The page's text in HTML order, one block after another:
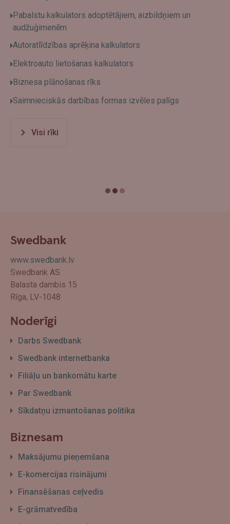
Pabalstu kalkulators adoptētājiem, aizbildņiem un
audžuģimenēm
Autoratlīdzības aprēķina kalkulators
Elektroauto lietošanas kalkulators
Biznesa plānošanas rīks
Saimnieciskās darbības formas izvēles palīgs
Visi rīki
Swedbank
www.swedbank.lv
Swedbank AS
Balasta dambis 15
Rīga, LV-1048
Noderīgi
Darbs Swedbank
Swedbank internetbanka
Filiāļu un bankomātu karte
Par Swedbank
Sīkdatņu izmantošanas politika
Biznesam
Maksājumu pieņemšana
E-komercijas risinājumi
Finansēšanas ceļvedis
E-grāmatvedība